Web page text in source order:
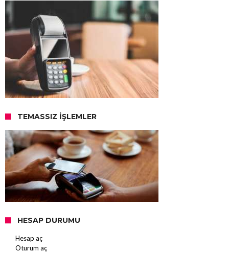
TEMASSIZ İŞLEMLER
HESAP DURUMU
Hesap aç
Oturum aç